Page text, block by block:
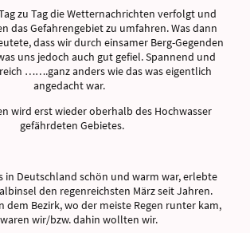
zu Tag die Wetternachrichten verfolgt und
das Gefahrengebiet zu umfahren. Was dann
dass wir durch einsamer Berg-Gegenden
uns jedoch auch gut gefiel. Spannend und
…….ganz anders wie das was eigentlich
angedacht war.
wird erst wieder oberhalb des Hochwasser
gefährdeten Gebietes.
in Deutschland schön und warm war, erlebte
den regenreichsten März seit Jahren.
Bezirk, wo der meiste Regen runter kam,
wir/bzw. dahin wollten wir.